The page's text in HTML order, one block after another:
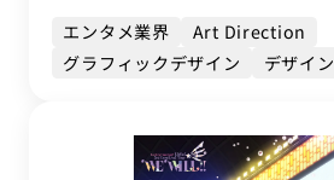
エンタメ業界
Art Direction
グラフィックデザイン
デザイン